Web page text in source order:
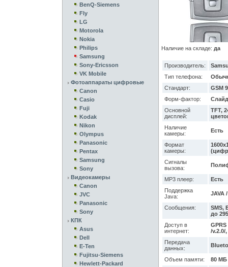
BenQ-Siemens
Fly
LG
Motorola
Nokia
Philips
Samsung
Sony-Ericsson
VK Mobile
Фотоаппараты цифровые
Canon
Casio
Fuji
Kodak
Nikon
Olympus
Panasonic
Pentax
Samsung
Sony
Видеокамеры
Canon
JVC
Panasonic
Sony
КПК
Asus
Dell
E-Ten
Fujitsu-Siemens
Hewlett-Packard
Наличие на складе: да
Производитель:
Тип телефона:
Стандарт:
GSM
Форм-фактор:
Основной
дисплей:
TFT,
Наличие
камеры:
Есть
Формат
камеры:
Сигналы
вызова:
MP3 плеер:
Есть
Поддержка
Java:
JAVA
Сообщения:
SMS,
до
Доступ в
интернет:
GPRS
/v.2.0/
Передача
данных:
Объем памяти:
80 МБ